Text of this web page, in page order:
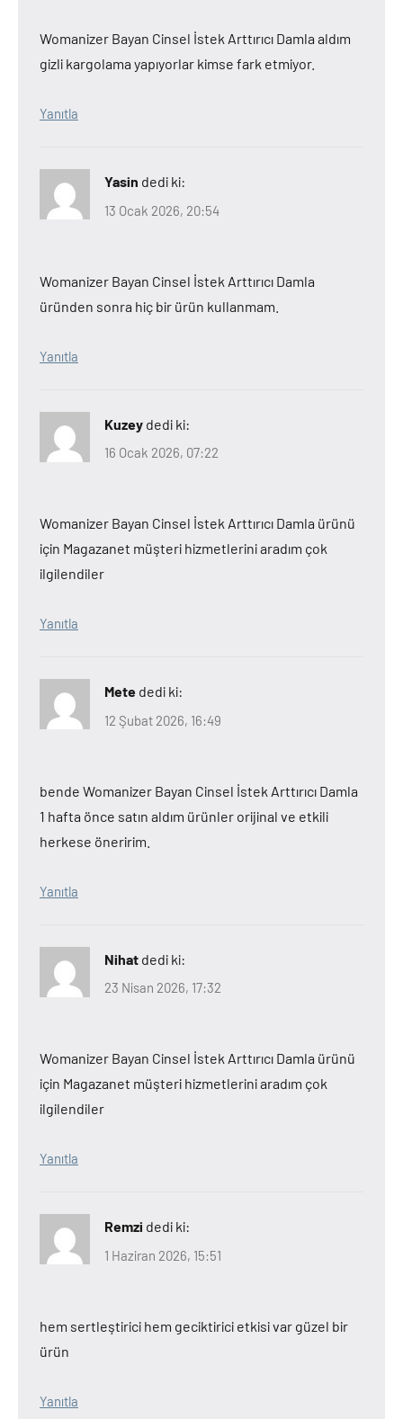
Womanizer Bayan Cinsel İstek Arttırıcı Damla aldım
gizli kargolama yapıyorlar kimse fark etmiyor.
Yanıtla
Yasin dedi ki:
13 Ocak 2026, 20:54
Womanizer Bayan Cinsel İstek Arttırıcı Damla
üründen sonra hiç bir ürün kullanmam.
Yanıtla
Kuzey dedi ki:
16 Ocak 2026, 07:22
Womanizer Bayan Cinsel İstek Arttırıcı Damla ürünü
için Magazanet müşteri hizmetlerini aradım çok
ilgilendiler
Yanıtla
Mete dedi ki:
12 Şubat 2026, 16:49
bende Womanizer Bayan Cinsel İstek Arttırıcı Damla
1 hafta önce satın aldım ürünler orijinal ve etkili
herkese öneririm.
Yanıtla
Nihat dedi ki:
23 Nisan 2026, 17:32
Womanizer Bayan Cinsel İstek Arttırıcı Damla ürünü
için Magazanet müşteri hizmetlerini aradım çok
ilgilendiler
Yanıtla
Remzi dedi ki:
1 Haziran 2026, 15:51
hem sertleştirici hem geciktirici etkisi var güzel bir
ürün
Yanıtla